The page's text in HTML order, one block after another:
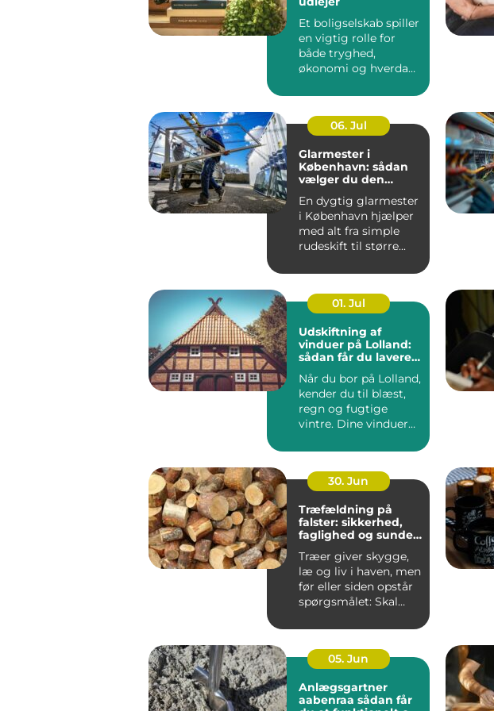
Et boligselskab spiller
en vigtig rolle for
både tryghed,
økonomi og hverdag,
06. Jul
Glarmester i
København: sådan
vælger du den
En dygtig glarmester
i København hjælper
med alt fra simple
rudeskift til større...
01. Jul
Udskiftning af
vinduer på Lolland:
sådan får du lavere
Når du bor på Lolland,
kender du til blæst,
regn og fugtige
vintre. Dine vinduer
30. Jun
Træfældning på
falster: sikkerhed,
faglighed og sunde
Træer giver skygge,
læ og liv i haven, men
før eller siden opstår
spørgsmålet: Skal
05. Jun
Anlægsgartner
aabenraa sådan får